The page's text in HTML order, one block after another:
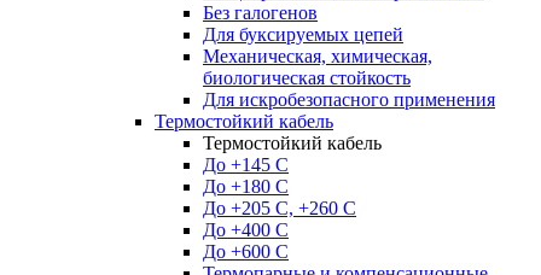
Без галогенов
Для буксируемых цепей
Механическая, химическая,
биологическая стойкость
Для искробезопасного применения
Термостойкий кабель
Термостойкий кабель
До +145 С
До +180 C
До +205 С, +260 С
До +400 C
До +600 С